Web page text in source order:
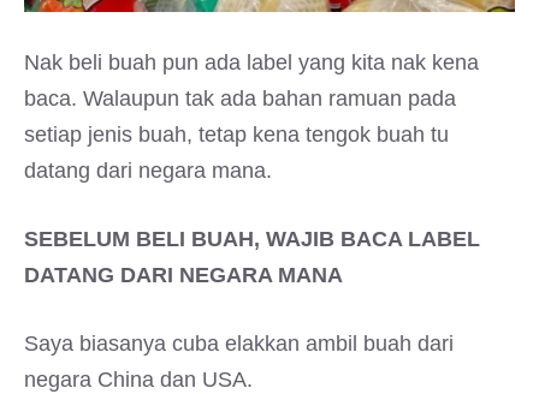
Nak beli buah pun ada label yang kita nak kena
baca. Walaupun tak ada bahan ramuan pada
setiap jenis buah, tetap kena tengok buah tu
datang dari negara mana.
SEBELUM BELI BUAH, WAJIB BACA LABEL
DATANG DARI NEGARA MANA
Saya biasanya cuba elakkan ambil buah dari
negara China dan USA.